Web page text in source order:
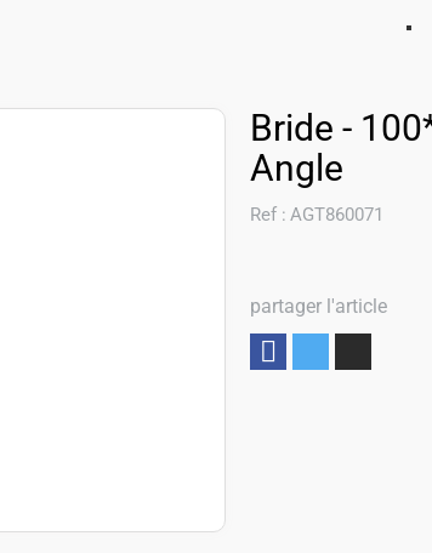
Bride -
Angle
Ref : AGT860071
partager l'article